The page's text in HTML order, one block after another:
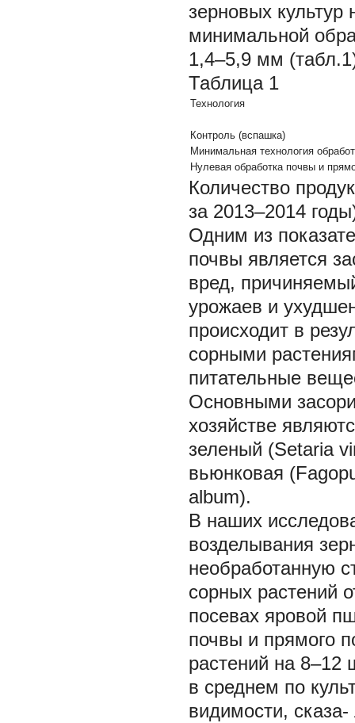
зерновых
минимальной
1,4–5,9 мм
Таблица 1
Технология
Контроль (вспашка)
Минимальная технология
Нулевая обработка почвы и
Количество
за 2013–2014
Одним из
почвы является
вред,
урожаев и
происходит в
сорными
питательные
Основными
хозяйстве
зеленый (Setaria
вьюнковая
album).
В наших
возделывания
необработанную
сорных растений
посевах яровой
почвы и прямого
растений на 8–12
в среднем по
видимости,